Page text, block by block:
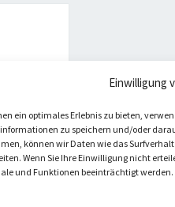
Einwilligung
ein optimales Erlebnis zu bieten,
zu speichern und/oder
können wir Daten wie das
Wenn Sie Ihre Einwilligung nicht
und Funktionen beeinträchtigt werden.